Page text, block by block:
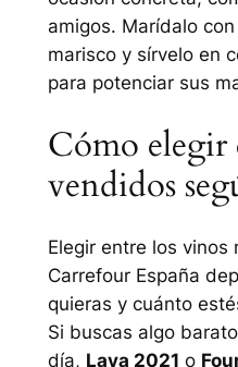
amigos. Marídalo
marisco y sírvelo en
para potenciar sus
Cómo elegir
vendidos
Elegir entre los vinos
Carrefour España
quieras y cuánto
Si buscas algo
día, Laya 2021 o